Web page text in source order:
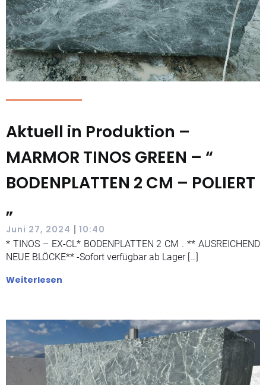
Aktuell in Produktion –
MARMOR TINOS GREEN – “
BODENPLATTEN 2 CM – POLIERT
„
Juni 27, 2024 | 10:40
* TINOS – EX-CL* BODENPLATTEN 2 CM . ** AUSREICHEND
NEUE BLÖCKE** -Sofort verfügbar ab Lager […]
Weiterlesen